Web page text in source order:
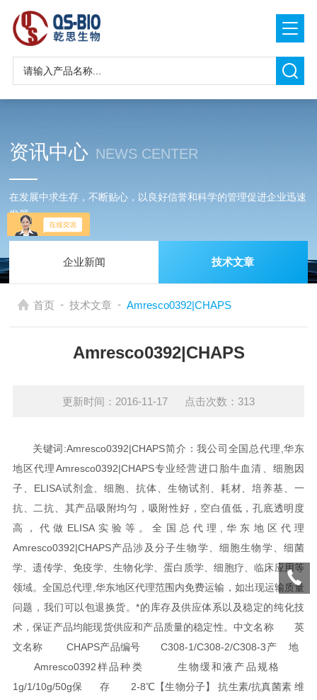
资讯中心 NEWS CENTER
在发展中求生存，不断贴心，以良好信誉和科学的管理促进企业迅速
发展
企业新闻 技术文章
首页 - 技术文章 - Amresco0392|CHAPS
Amresco0392|CHAPS
更新时间：2016-11-17 点击次数：313
关键词:Amresco0392|CHAPS简介：我公司全国总代理,华东
地区代理Amresco0392|CHAPS专业经营进口胎牛血清、细胞因
子、ELISA试剂盒、细胞、抗体、生物试剂、耗材、培养基、一
抗、二抗、其产品吸附均匀，吸附性好，空白值低，孔底透明度
高，代做ELISA实验等。全国总代理,华东地区代理
Amresco0392|CHAPS产品涉及分子生物学、细胞生物学、细菌
学、遗传学、免疫学、生物化学、蛋白质学、细胞疗、临床应用等
领域。全国总代理,华东地区代理范围内免费运输，如出现运输质量
问题，我们可以包退换货。*的库存及供应体系以及稳定的纯化技
术，保证产品均能现货供应和产品质量的稳定性。中文名称英
文名称 CHAPS产品编号 C308-1/C308-2/C308-3产 地
Amresco0392样品种类 生物缓和液 产品规格
1g/1/10g/50g保 存 2-8℃ 【生物分子】 抗生素/抗真菌素 维